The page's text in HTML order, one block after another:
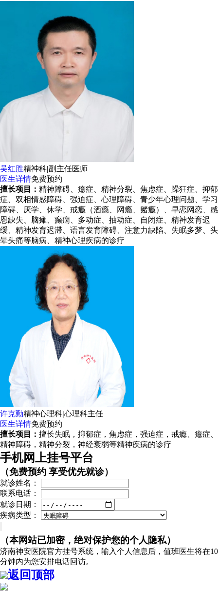
吴红胜精神科|副主任医师
医生详情免费预约
擅长项目： 精神障碍、癔症、精神分裂、焦虑症、躁狂症、抑郁
症、双相情感障碍、强迫症、心理障碍、青少年心理问题、学习
障碍、厌学、休学、戒瘾（酒瘾、网瘾、赌瘾）、早恋网恋、感
恩缺失、脑瘫、癫痫、多动症、抽动症、自闭症、精神发育迟
缓、精神发育迟滞、语言发育障碍、注意力缺陷、失眠多梦、头
晕头痛等脑病、精神心理疾病的诊疗
许克勤精神心理科|心理科主任
医生详情免费预约
擅长项目： 擅长失眠，抑郁症，焦虑症，强迫症，戒瘾、癔症、
精神障碍，精神分裂，神经衰弱等精神疾病的诊疗
手机网上挂号平台
（免费预约 享受优先就诊）
就诊姓名：
联系电话：
就诊日期：
疾病类型：
（本网站已加密，绝对保护您的个人隐私）
济南神安医院官方挂号系统，输入个人信息后，值班医生将在10
分钟内为您安排电话回访。
返回顶部